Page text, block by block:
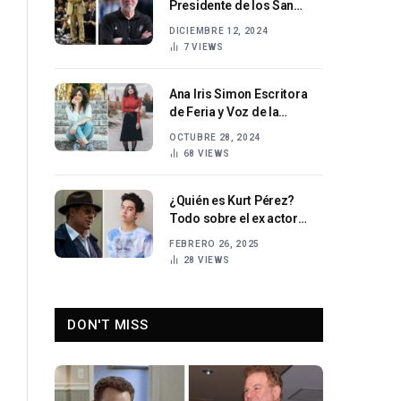
Presidente de los San
en la NBA
DICIEMBRE 12, 2024
7VIEWS
Ana Iris Simon Escritora
de Feria y Voz de la
España
OCTUBRE 28, 2024
68 VIEWS
¿Quién es Kurt Pérez?
Todo sobre el ex actor
FEBRERO 26, 2025
28 VIEWS
DON'T MISS